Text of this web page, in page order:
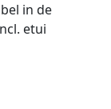
in de
etui